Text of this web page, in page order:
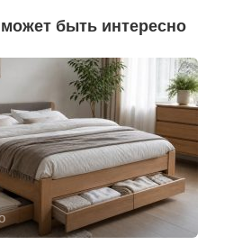
быть интересно